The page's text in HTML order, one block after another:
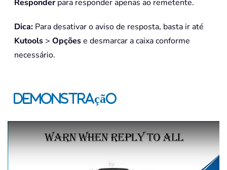
Responderpara responder apenas ao remetente.
Dica: Para desativar o aviso de resposta, basta ir até
Kutools > Opçõese desmarcar a caixa conforme
necessário.
Demonstração